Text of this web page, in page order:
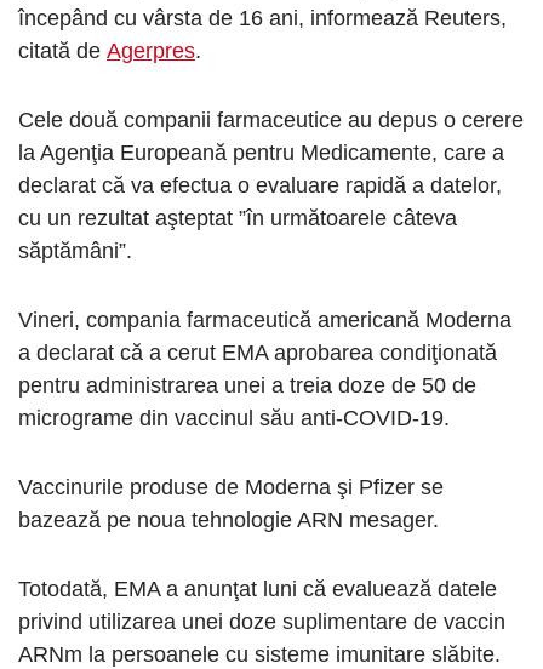
începând cu vârsta de 16 ani, informează Reuters,
citată de Agerpres.
Cele două companii farmaceutice au depus o cerere
la Agenţia Europeană pentru Medicamente, care a
declarat că va efectua o evaluare rapidă a datelor,
cu un rezultat aşteptat ”în următoarele câteva
săptămâni”.
Vineri, compania farmaceutică americană Moderna
a declarat că a cerut EMA aprobarea condiţionată
pentru administrarea unei a treia doze de 50 de
micrograme din vaccinul său anti-COVID-19.
Vaccinurile produse de Moderna şi Pfizer se
bazează pe noua tehnologie ARN mesager.
Totodată, EMA a anunţat luni că evaluează datele
privind utilizarea unei doze suplimentare de vaccin
ARNm la persoanele cu sisteme imunitare slăbite.